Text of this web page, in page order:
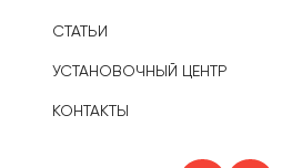
СТАТЬИ
УСТАНОВОЧНЫЙ ЦЕНТР
КОНТАКТЫ